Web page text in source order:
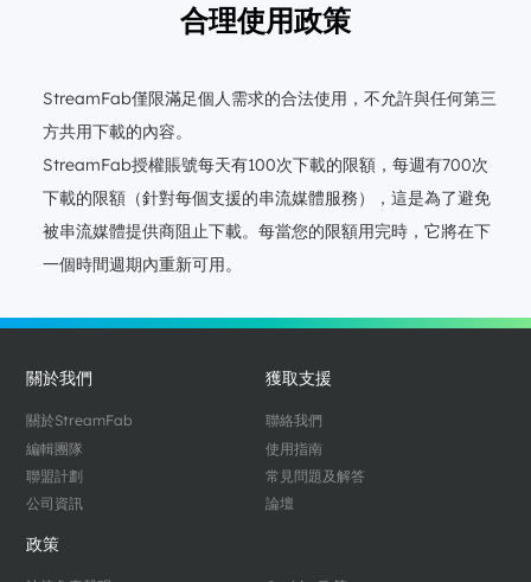
合理使用政策
StreamFab僅限滿足個人需求的合法使用，不允許與任何第三
方共用下載的內容。
StreamFab授權賬號每天有100次下載的限額，每週有700次
下載的限額（針對每個支援的串流媒體服務），這是為了避免
被串流媒體提供商阻止下載。每當您的限額用完時，它將在下
一個時間週期內重新可用。
關於我們
關於StreamFab
編輯團隊
聯盟計劃
公司資訊
獲取支援
聯絡我們
使用指南
常見問題及解答
論壇
政策